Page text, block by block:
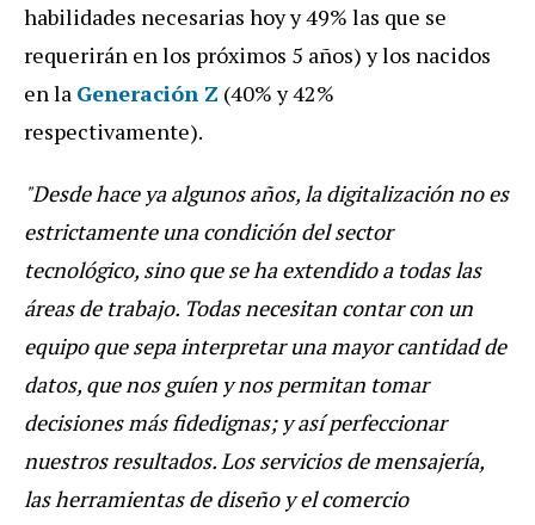
habilidades necesarias hoy y 49% las que se
requerirán en los próximos 5 años) y los nacidos
en la Generación Z (40% y 42%
respectivamente).
"Desde hace ya algunos años, la digitalización no es
estrictamente una condición del sector
tecnológico, sino que se ha extendido a todas las
áreas de trabajo. Todas necesitan contar con un
equipo que sepa interpretar una mayor cantidad de
datos, que nos guíen y nos permitan tomar
decisiones más fidedignas; y así perfeccionar
nuestros resultados. Los servicios de mensajería,
las herramientas de diseño y el comercio